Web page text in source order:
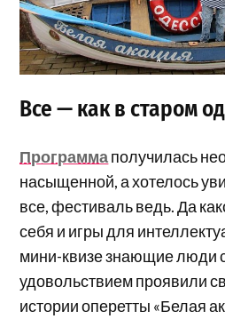
Все — как в старом
Программаполучилась
насыщенной, а хотелось
все, фестиваль ведь. Да
себя и игры для
мини-квизе знающие люди
удовольствием проявили
истории оперетты «Белая